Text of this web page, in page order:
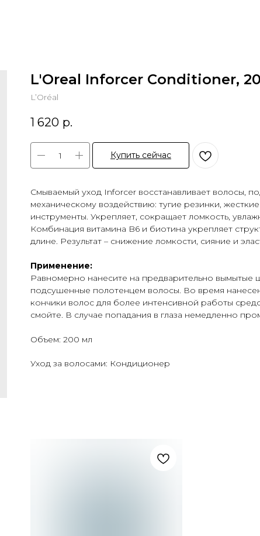
L'Oreal Inforcer Conditioner,
L’Oréal
1 620 р.
Купить сейчас
Смываемый уход Inforcer восстанавливает волосы,
механическому воздействию: тугие резинки,
инструменты. Укрепляет, сокращает ломкость,
Комбинация витамина B6 и биотина укрепляет
длине. Результат – снижение ломкости, сияние и
Применение:
Равномерно нанесите на предварительно вымытые
подсушенные полотенцем волосы. Во время
кончики волос для более интенсивной работы
смойте. В случае попадания в глаза немедленно
Объем: 200 мл
Уход за волосами: Кондиционер